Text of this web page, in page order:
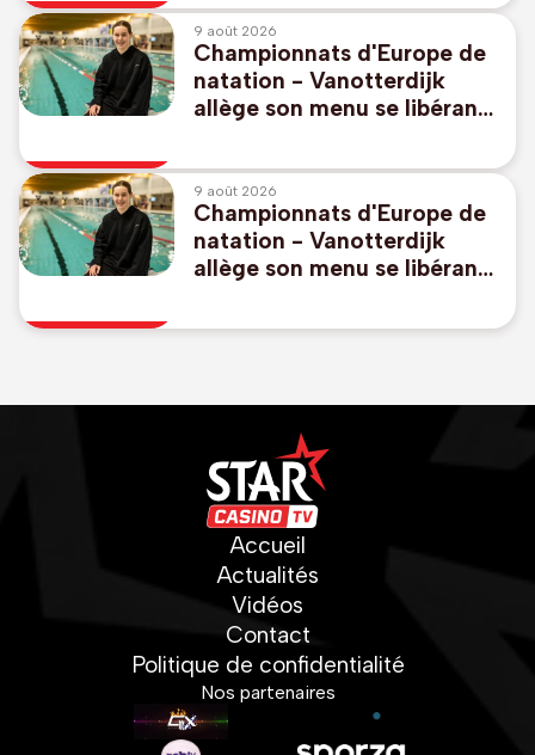
9 août 2026
Championnats d'Europe de
natation - Vanotterdijk
allège son menu se libérant
pas de relais mixte
9 août 2026
Championnats d'Europe de
natation - Vanotterdijk
allège son menu se libérant
pas de relais mixte
Accueil
Actualités
Vidéos
Contact
Politique de confidentialité
Nos partenaires